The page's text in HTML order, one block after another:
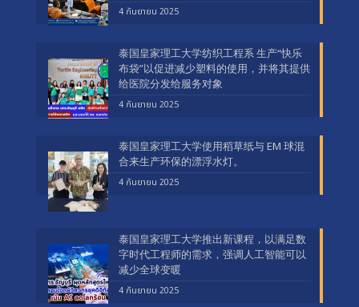
4 กันยายน 2025
泰国皇家理工大学纺织工程系 生产“快乐
布袋”以促进减少塑料的使用，并将其提供
给医院分发给服务对象
4 กันยายน 2025
泰国皇家理工大学使用稻草纸与 EM 球混
合来生产环保的漂浮水灯。
4 กันยายน 2025
泰国皇家理工大学推出新课程，以满足数
字时代工程师的需求，强调人工智能可以
减少全球变暖
4 กันยายน 2025